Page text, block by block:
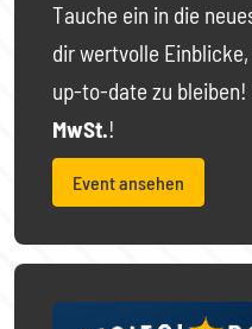
Tauche ein in die
dir wertvolle
up-to-date zu bleiben!
MwSt.!
Event ansehen